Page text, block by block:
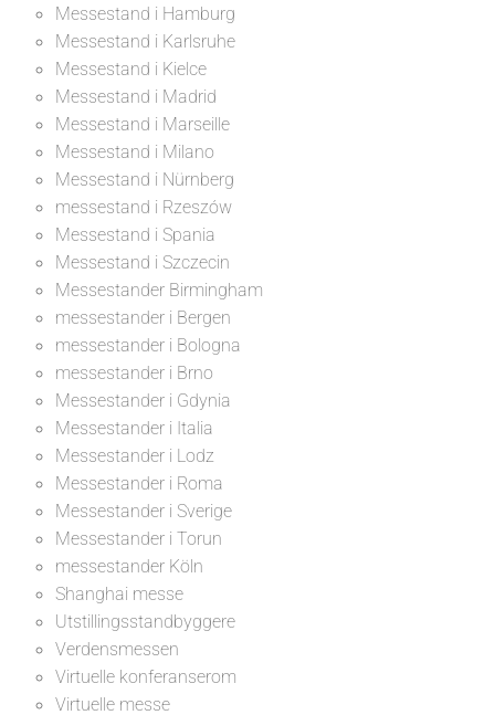
Messestand i Hamburg
Messestand i Karlsruhe
Messestand i Kielce
Messestand i Madrid
Messestand i Marseille
Messestand i Milano
Messestand i Nürnberg
messestand i Rzeszów
Messestand i Spania
Messestand i Szczecin
Messestander Birmingham
messestander i Bergen
messestander i Bologna
messestander i Brno
Messestander i Gdynia
Messestander i Italia
Messestander i Lodz
Messestander i Roma
Messestander i Sverige
Messestander i Torun
messestander Köln
Shanghai messe
Utstillingsstandbyggere
Verdensmessen
Virtuelle konferanserom
Virtuelle messe